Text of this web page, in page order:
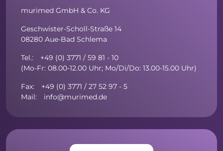
murimed GmbH & Co. KG
Geschwister-Scholl-Straße 14
08280 Aue-Bad Schlema
Tel.: +49 (0) 3771 / 59 81 - 10
(Mo-Fr: 08.00-12.00 Uhr; Mo/Di/Do: 13.00-15.00 Uhr)
Fax: +49 (0) 3771 / 27 52 97 - 5
Mail: info@murimed.de